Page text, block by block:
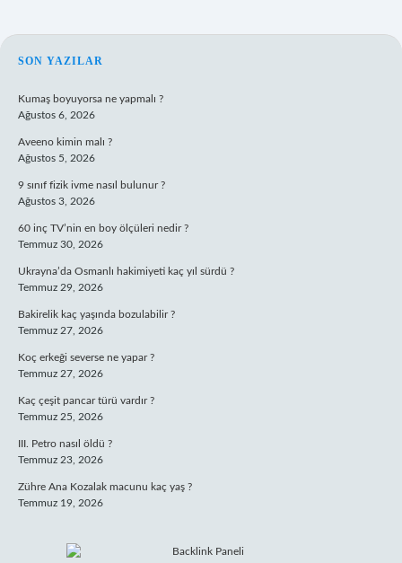
SIDEBAR
SON YAZILAR
Kumaş boyuyorsa ne yapmalı ?
Ağustos 6, 2026
Aveeno kimin malı ?
Ağustos 5, 2026
9 sınıf fizik ivme nasıl bulunur ?
Ağustos 3, 2026
60 inç TV’nin en boy ölçüleri nedir ?
Temmuz 30, 2026
Ukrayna’da Osmanlı hakimiyeti kaç yıl sürdü ?
Temmuz 29, 2026
Bakirelik kaç yaşında bozulabilir ?
Temmuz 27, 2026
Koç erkeği severse ne yapar ?
Temmuz 27, 2026
Kaç çeşit pancar türü vardır ?
Temmuz 25, 2026
III. Petro nasıl öldü ?
Temmuz 23, 2026
Zühre Ana Kozalak macunu kaç yaş ?
Temmuz 19, 2026